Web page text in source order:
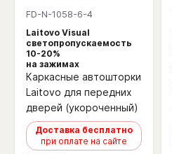
FD-N-1058-6-4
Laitovo Visual
светопропускаемость
10-20%
на зажимах
Каркасные автошторки
Laitovo для передних
дверей (укороченный)
Доставка бесплатно
при оплате на сайте